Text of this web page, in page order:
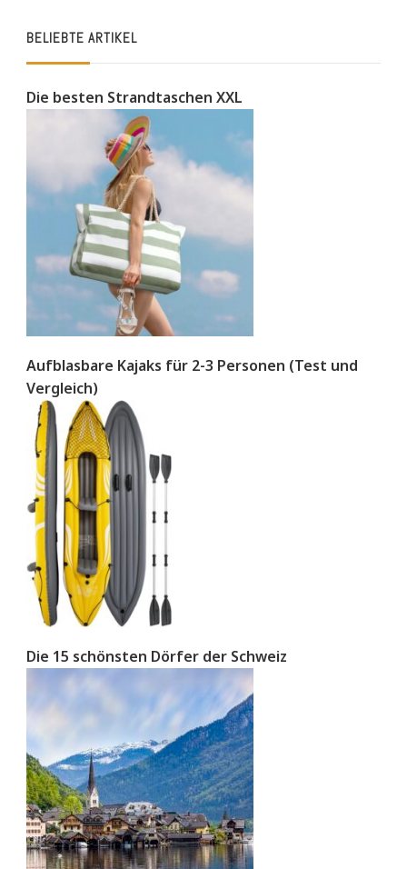
BELIEBTE ARTIKEL
Die besten Strandtaschen XXL
Aufblasbare Kajaks für 2-3 Personen (Test und
Vergleich)
Die 15 schönsten Dörfer der Schweiz